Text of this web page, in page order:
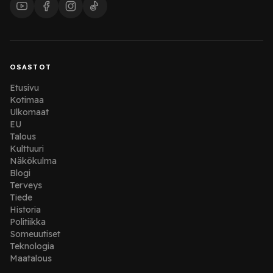
OSASTOT
Etusivu
Kotimaa
Ulkomaat
EU
Talous
Kulttuuri
Näkökulma
Blogi
Terveys
Tiede
Historia
Politiikka
Someuutiset
Teknologia
Maatalous